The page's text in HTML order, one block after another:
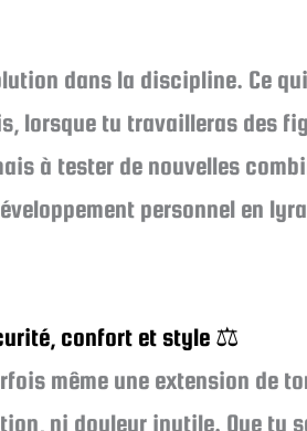
dans la discipline. Ce
lorsque tu travailleras des
à tester de nouvelles
personnel en
confort et style ⚖️
même une extension de
ni douleur inutile. Que tu